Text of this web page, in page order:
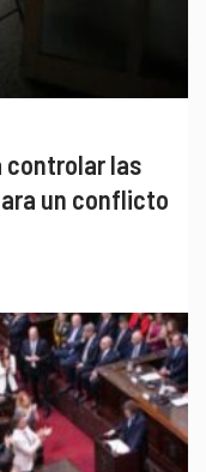
controlar las
un conflicto